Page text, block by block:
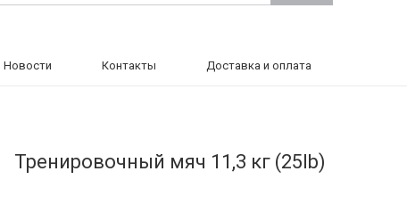
Новости Контакты Доставка и оплата
Тренировочный мяч 11,3 кг (25lb)